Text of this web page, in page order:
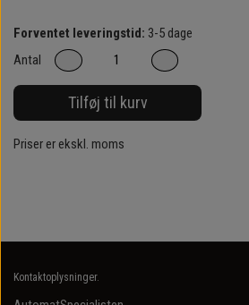
Forventet leveringstid: 3-5 dage
Antal
Tilføj til kurv
Priser er ekskl. moms
Kontaktoplysninger.